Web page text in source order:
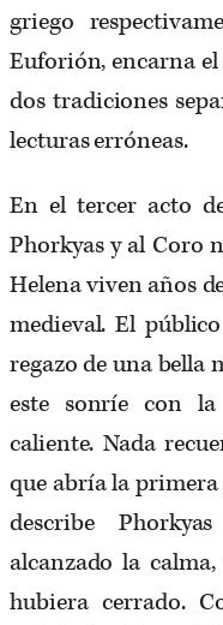
griego
Euforión, encarna
dos tradiciones
lecturas erróneas.
En el tercer acto
Phorkyas y al Coro
Helena viven años
medieval. El
regazo de una bella
este sonríe con
caliente. Nada
que abría la
describe
alcanzado la
hubiera cerrado.